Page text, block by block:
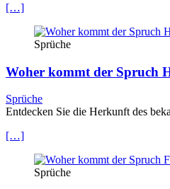
[…]
Sprüche
Woher kommt der Spruch
Sprüche
Entdecken Sie die Herkunft des
[…]
Sprüche